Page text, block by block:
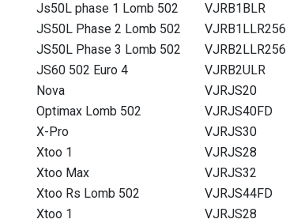
Js50L phase 1 Lomb 502
VJRB1BLR
JS50L Phase 2 Lomb 502
VJRB1LLR256
JS50L Phase 3 Lomb 502
VJRB2LLR256
JS60 502 Euro 4
VJRB2ULR
Nova
VJRJS20
Optimax Lomb 502
VJRJS40FD
X-Pro
VJRJS30
Xtoo 1
VJRJS28
Xtoo Max
VJRJS32
Xtoo Rs Lomb 502
VJRJS44FD
Xtoo 1
VJRJS28